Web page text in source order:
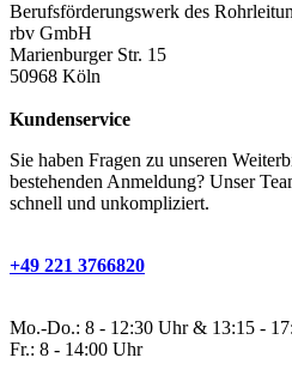
Berufsförderungswerk des
rbv GmbH
Marienburger Str. 15
50968 Köln
Kundenservice
Sie haben Fragen zu unseren
bestehenden Anmeldung? Unser
schnell und unkompliziert.
+49 221 3766820
Mo.-Do.: 8 - 12:30 Uhr & 13:15 -
Fr.: 8 - 14:00 Uhr